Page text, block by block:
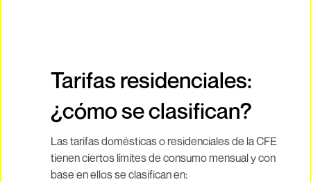
Tarifas residenciales:
¿cómo se clasifican?
Las tarifas domésticas o residenciales de la CFE
tienen ciertos límites de consumo mensual y con
base en ellos se clasifican en: